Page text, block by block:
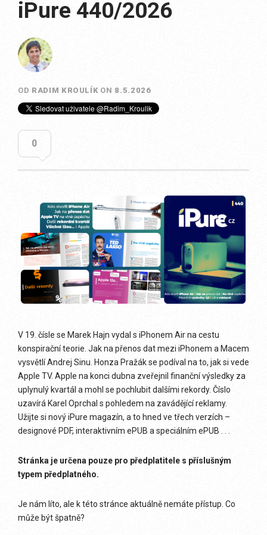
iPure 440/2026
OD RADIM KROULÍK ON 8.5.2026
0
V 19. čísle se Marek Hajn vydal s iPhonem Air na cestu
konspirační teorie. Jak na přenos dat mezi iPhonem a Macem
vysvětlí Andrej Sinu. Honza Pražák se podíval na to, jak si vede
Apple TV. Apple na konci dubna zveřejnil finanční výsledky za
uplynulý kvartál a mohl se pochlubit dalšími rekordy. Číslo
uzavírá Karel Oprchal s pohledem na zavádějící reklamy.
Užijte si nový iPure magazín, a to hned ve třech verzích –
designové PDF, interaktivním ePUB a speciálním ePUB . . .
Stránka je určena pouze pro předplatitele s příslušným
typem předplatného.
Je nám líto, ale k této stránce aktuálně nemáte přístup. Co
může být špatně?